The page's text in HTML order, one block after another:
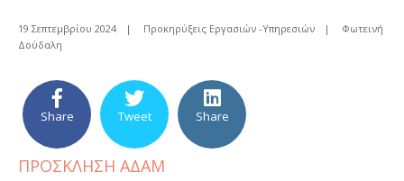
19 Σεπτεμβρίου 2024 | Προκηρύξεις Εργασιών -Υπηρεσιών |
Φωτεινή
Δούδαλη
Share Tweet Share
ΠΡΟΣΚΛΗΣΗ ΑΔΑΜ